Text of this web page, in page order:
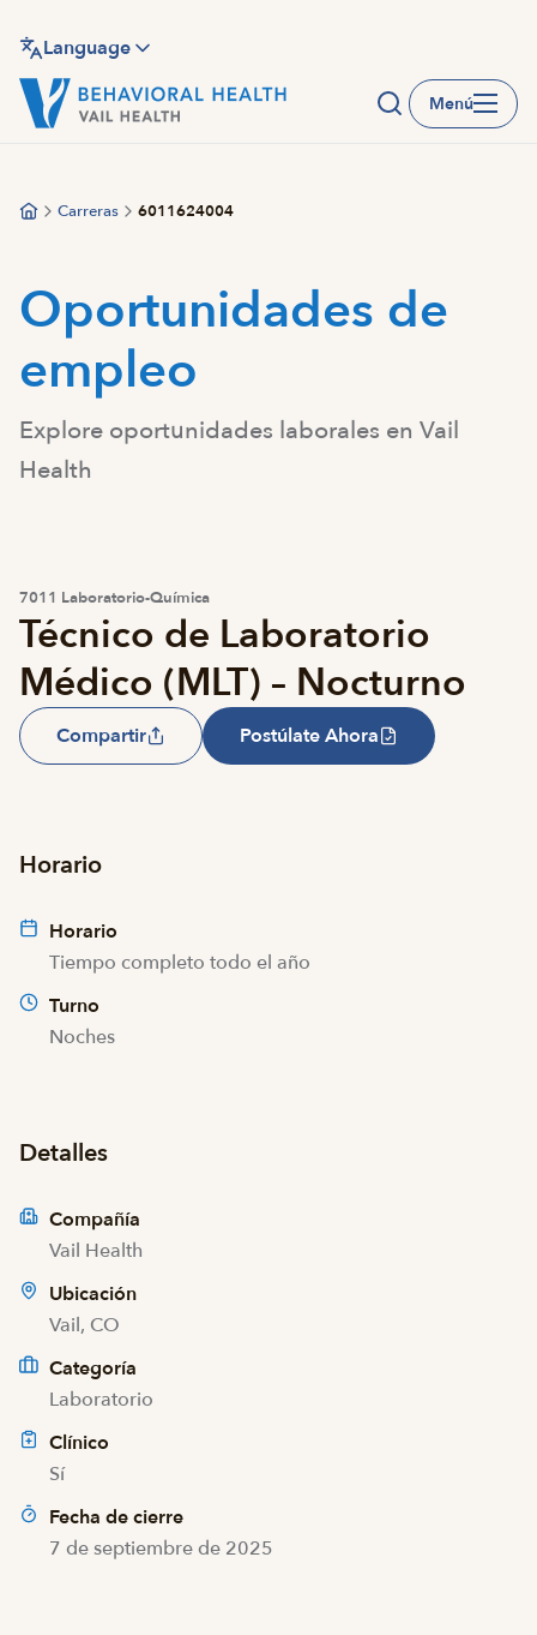
contenido
principal
Language
Menú
Carreras 6011624004
Oportunidades de
empleo
Explore oportunidades laborales en Vail
Health
7011 Laboratorio-Química
Técnico de Laboratorio
Médico (MLT) – Nocturno
Compartir Postúlate Ahora
Horario
Horario
Tiempo completo todo el año
Turno
Noches
Detalles
Compañía
Vail Health
Ubicación
Vail, CO
Categoría
Laboratorio
Clínico
Sí
Fecha de cierre
7 de septiembre de 2025